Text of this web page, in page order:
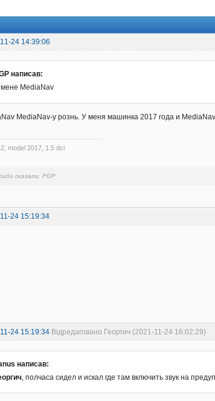
24 14:39:06
написав:
мене MediaNav
MediaNav-у рознь. У меня машинка 2017 года и
2, model 2017, 1.5 dci
сказали:PGP
24 15:19:34
24 15:19:34 Відредаговано Георгич (2021-11-24 16:02:29)
написав:
, полчаса сидел и искал где там включить звук на